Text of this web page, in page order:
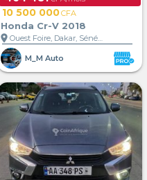
10 500 000CFA
Honda Cr-V 2018
location_on
Ouest Foire, Dakar, Sénégal
M_M Auto